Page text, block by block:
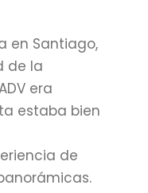
en Santiago,
de la
era
estaba bien
de